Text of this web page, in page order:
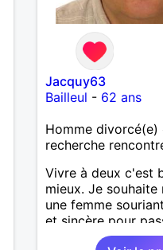
Jacquy63
Bailleul - 62 ans
Homme divorcé(e)
recherche
Vivre à deux c'est
mieux. Je souhaite
une femme
et sincère pour
moments, qui aime